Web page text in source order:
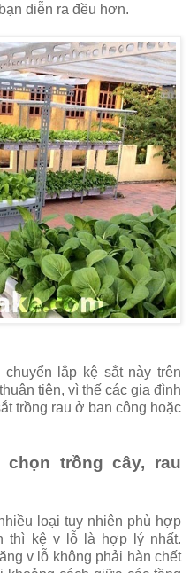
diễn ra đều hơn.
lắp kệ sắt này trên
tiện, vì thế các gia đình
trồng rau ở ban công hoặc
trồng cây, rau
loại tuy nhiên phù hợp
thì kệ v lỗ là hợp lý nhất.
v lỗ không phải hàn chết